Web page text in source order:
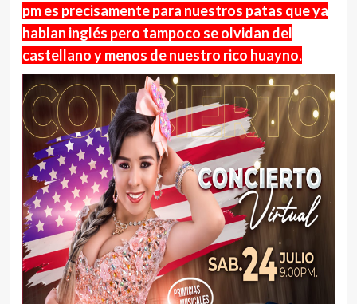
pm es precisamente para nuestros patas que ya
hablan inglés pero tampoco se olvidan del
castellano y menos de nuestro rico huayno.